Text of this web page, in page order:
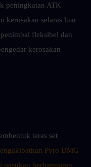
peningkatan ATK
kerosakan selaras luar
fleksibel dan
kerosakan
teras set
Pyro DMG